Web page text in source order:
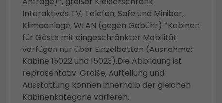
Interaktives TV, Telefon, Safe und Minibar,
Klimaanlage, WLAN (gegen Gebühr) *Kabinen
für Gäste mit eingeschränkter Mobilität
verfügen nur über Einzelbetten (Ausnahme:
Kabine 15022 und 15023).Die Abbildung ist
repräsentativ. Größe, Aufteilung und
Ausstattung können innerhalb der gleichen
Kabinenkategorie variieren.